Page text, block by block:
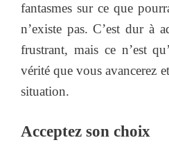
fantasmes sur ce que
n’existe pas. C’est dur à
frustrant, mais ce n’est
vérité que vous avancerez
situation.
Acceptez son choix